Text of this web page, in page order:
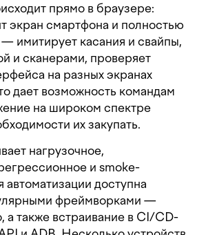
прямо в браузере:
экран смартфона и полностью
имитирует касания и свайпы,
и сканерами, проверяет
на разных экранах
дает возможность командам
на широком спектре
их закупать.
нагрузочное,
и smoke-
автоматизации доступна
фреймворками —
а также встраивание в CI/CD-